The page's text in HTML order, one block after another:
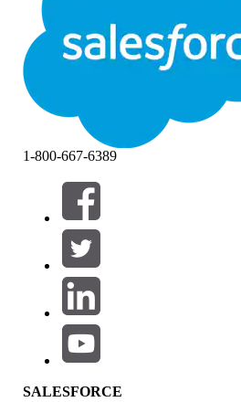
Закрыть
Фильтры (0)
ВЫБРАТЬ ФИЛЬТРЫ
Область продуктов
Влияние на функции
1-800-667-6389
SALESFORCE